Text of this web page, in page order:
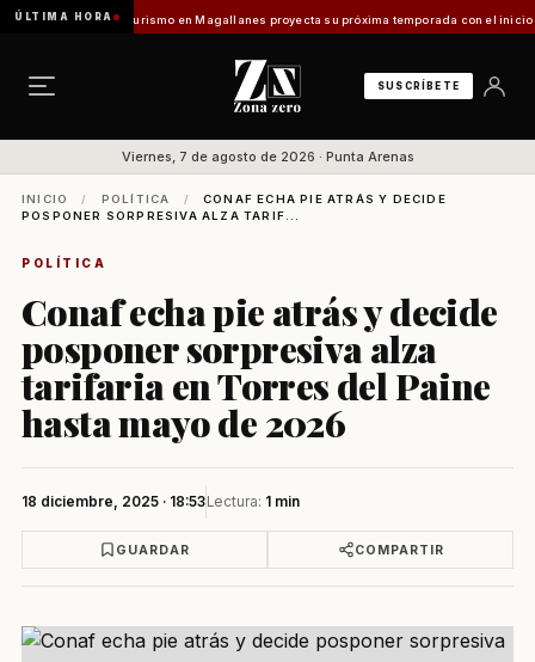
ÚLTIMA HORA
Vladilo] Turismo en Magallanes proyecta su próxima temporada con el inicio de
SUSCRÍBETE
Viernes, 7 de agosto de 2026 · Punta Arenas
INICIO / POLÍTICA /
CONAF ECHA PIE ATRÁS Y DECIDE
POSPONER SORPRESIVA ALZA TARIF...
POLÍTICA
Conaf echa pie atrás y decide
posponer sorpresiva alza
tarifaria en Torres del Paine
hasta mayo de 2026
18 diciembre, 2025 · 18:53Lectura: 1 min
GUARDAR COMPARTIR